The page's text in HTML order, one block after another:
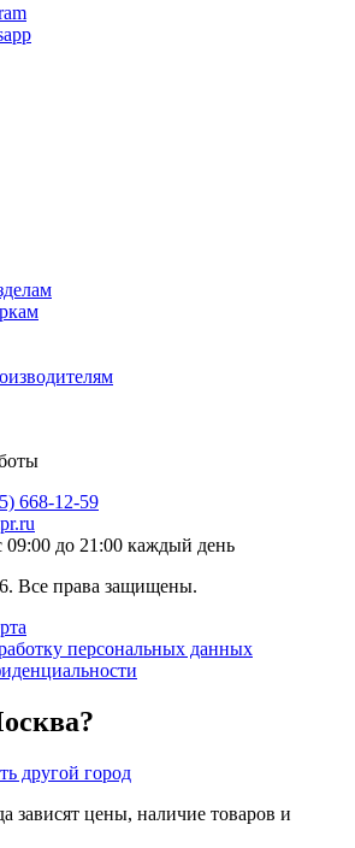
668-12-59
09:00 до 21:00 каждый день
Все права защищены.
персональных данных
другой город
зависят цены, наличие товаров и